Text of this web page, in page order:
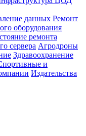
данных Ремонт
оборудования
ремонта
сервера Агродроны
Здравоохранение
и
Издательства